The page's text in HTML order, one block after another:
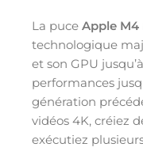
La puce Apple M4
technologique
et son GPU
performances
génération
vidéos 4K, créiez
exécutiez